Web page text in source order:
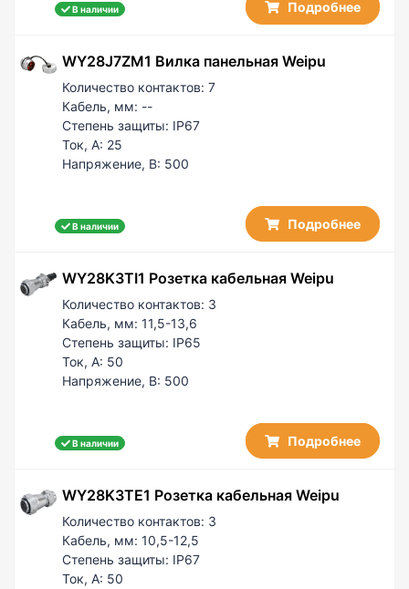
В наличии Подробнее
WY28J7ZM1 Вилка панельная Weipu
Количество контактов: 7
Кабель, мм: --
Степень защиты: IP67
Ток, А: 25
Напряжение, В: 500
В наличии Подробнее
WY28K3TI1 Розетка кабельная Weipu
Количество контактов: 3
Кабель, мм: 11,5-13,6
Степень защиты: IP65
Ток, А: 50
Напряжение, В: 500
В наличии Подробнее
WY28K3TE1 Розетка кабельная Weipu
Количество контактов: 3
Кабель, мм: 10,5-12,5
Степень защиты: IP67
Ток, А: 50